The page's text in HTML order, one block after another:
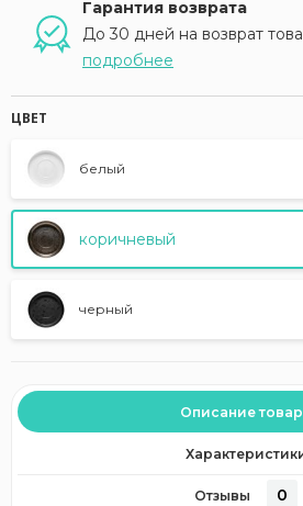
Гарантия возврата
До 30 дней на возврат
подробнее
ЦВЕТ
белый
коричневый
черный
Описание
Отзывы 0